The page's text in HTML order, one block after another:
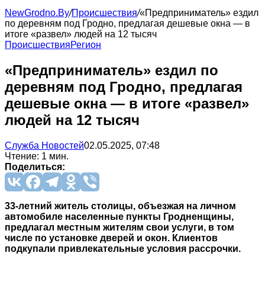
NewGrodno.By/Происшествия/«Предприниматель» ездил
по деревням под Гродно, предлагая дешевые окна — в
итоге «развел» людей на 12 тысяч
ПроисшествияРегион
«Предприниматель» ездил по
деревням под Гродно, предлагая
дешевые окна — в итоге «развел»
людей на 12 тысяч
Служба Новостей02.05.2025, 07:48
Чтение: 1 мин.
Поделиться:
33-летний житель столицы, объезжая на личном
автомобиле населенные пункты Гродненщины,
предлагал местным жителям свои услуги, в том
числе по установке дверей и окон. Клиентов
подкупали привлекательные условия рассрочки.